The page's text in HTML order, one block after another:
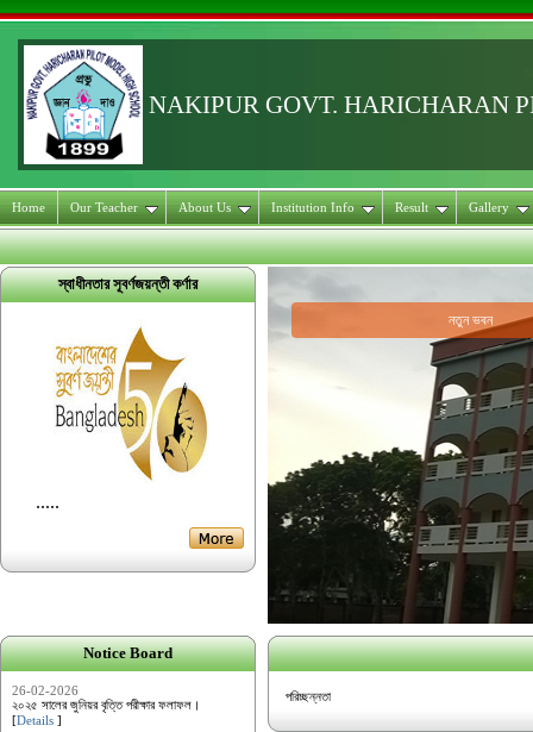
NAKIPUR GOVT. HARICHARAN
Home Our Teacher About Us Institution Info Result Gallery
স্বাধীনতার সূবর্ণজয়ন্তী কর্ণার
.....
নতুন ভবন
Notice Board
26-02-2026
২০২৫ সালের জুনিয়র বৃত্তি পরীক্ষার ফলাফল।
[Details ]
পরিচ্ছন্নতা